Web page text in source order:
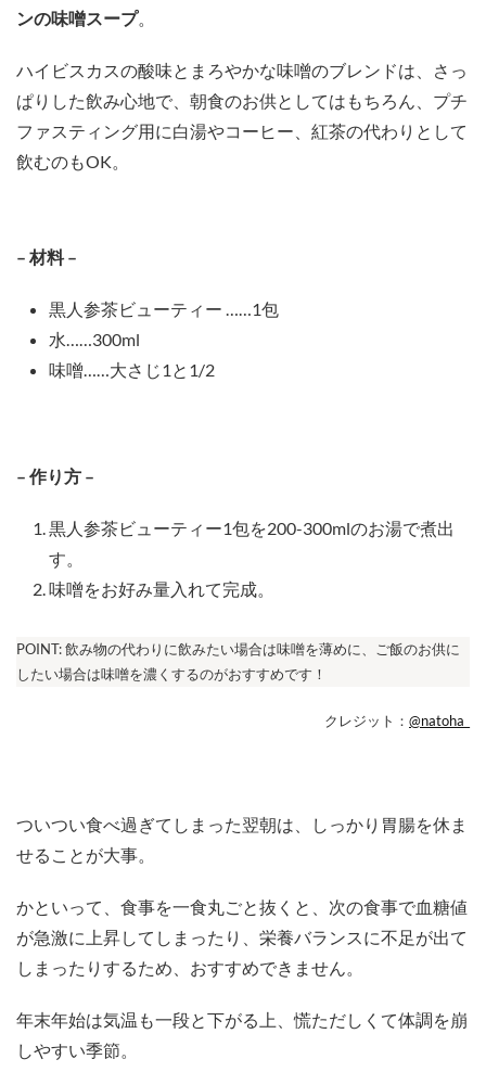
ンの味噌スープ。
ハイビスカスの酸味とまろやかな味噌のブレンドは、さっ
ぱりした飲み心地で、朝食のお供としてはもちろん、プチ
ファスティング用に白湯やコーヒー、紅茶の代わりとして
飲むのもOK。
– 材料 –
黒人参茶ビューティー ……1包
水……300ml
味噌……大さじ1と1/2
– 作り方 –
黒人参茶ビューティー1包を200-300mlのお湯で煮出
す。
味噌をお好み量入れて完成。
POINT: 飲み物の代わりに飲みたい場合は味噌を薄めに、ご飯のお供に
したい場合は味噌を濃くするのがおすすめです！
クレジット： @natoha_
ついつい食べ過ぎてしまった翌朝は、しっかり胃腸を休ま
せることが大事。
かといって、食事を一食丸ごと抜くと、次の食事で血糖値
が急激に上昇してしまったり、栄養バランスに不足が出て
しまったりするため、おすすめできません。
年末年始は気温も一段と下がる上、慌ただしくて体調を崩
しやすい季節。